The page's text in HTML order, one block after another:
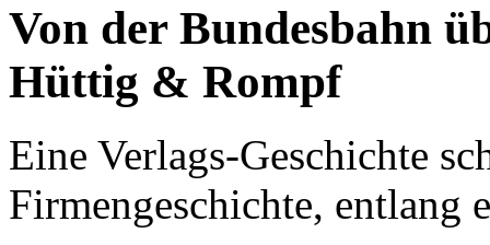
Von der Bundesbahn
Hüttig & Rompf
Eine Verlags-Geschichte
Firmengeschichte, entlang